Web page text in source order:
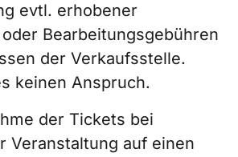
evtl. erhobener
Bearbeitungsgebühren
der Verkaufsstelle.
keinen Anspruch.
der Tickets bei
Veranstaltung auf einen